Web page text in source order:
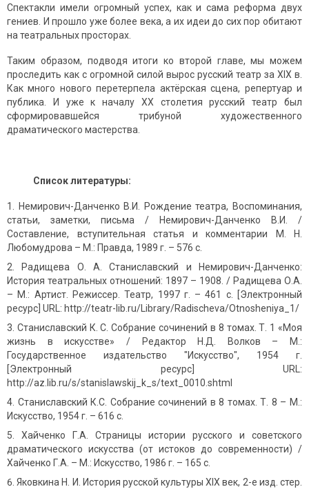
Спектакли имели огромный успех, как и сама реформа двух
гениев. И прошло уже более века, а их идеи до сих пор обитают
на театральных просторах.
Таким образом, подводя итоги ко второй главе, мы можем
проследить как с огромной силой вырос русский театр за XIX в.
Как много нового перетерпела актёрская сцена, репертуар и
публика. И уже к началу XX столетия русский театр был
сформировавшейся трибуной художественного
драматического мастерства.
Список литературы:
Немирович-Данченко В.И. Рождение театра, Воспоминания,
статьи, заметки, письма / Немирович-Данченко В.И. /
Составление, вступительная статья и комментарии М. Н.
Любомудрова – М.: Правда, 1989 г. – 576 с.
Радищева О. А. Станиславский и Немирович-Данченко:
История театральных отношений: 1897 – 1908. / Радищева О.А.
– М.: Артист. Режиссер. Театр, 1997 г. – 461 с. [Электронный
ресурс] URL: http://teatr-lib.ru/Library/Radischeva/Otnosheniya_1/
Станиславский К. С. Собрание сочинений в 8 томах. Т. 1 «Моя
жизнь в искусстве» / Редактор Н.Д. Волков – М.:
Государственное издательство "Искусство", 1954 г.
[Электронный ресурс] URL:
http://az.lib.ru/s/stanislawskij_k_s/text_0010.shtml
Станиславский К.С. Собрание сочинений в 8 томах. Т. 8 – М.:
Искусство, 1954 г. – 616 с.
Хайченко Г.А. Страницы истории русского и советского
драматического искусства (от истоков до современности) /
Хайченко Г.А. – М.: Искусство, 1986 г. – 165 с.
Яковкина Н. И. История русской культуры XIX век, 2-е изд. стер.